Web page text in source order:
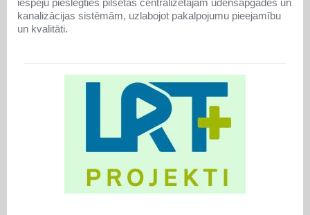
kanalizācijas sistēmām, uzlabojot pakalpojumu pieejamību
un kvalitāti.